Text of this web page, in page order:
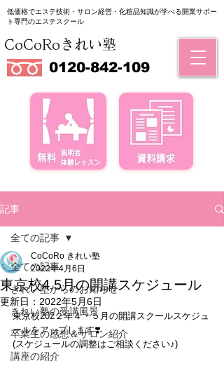
低価格でエステ技術・サロン経営・化粧品知識が学べる​開業サポー
ト専門のエステスクール
0120-842-109
CoCoRoきれい塾
記事
全ての記事
きれい塾からのお知らせ
きれい塾の受講風景
卒業生の感想＆サロン紹介
講座の紹介
全ての記事
東京校4.5月の開講スケジュール
CoCoRo きれい塾
2022年4月6日
更新日： 2022年5月6日
東京校202２年４・５月の開講スクールスケジュ
ールをアップします❣️
(スケジュールの調整はご相談ください♪)